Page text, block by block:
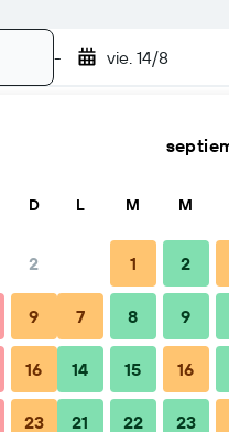
- vie. 14/8
Alojamientos
D
2
9
16
23
L M M
1 2
7 8 9
14 15 16
21 22 23